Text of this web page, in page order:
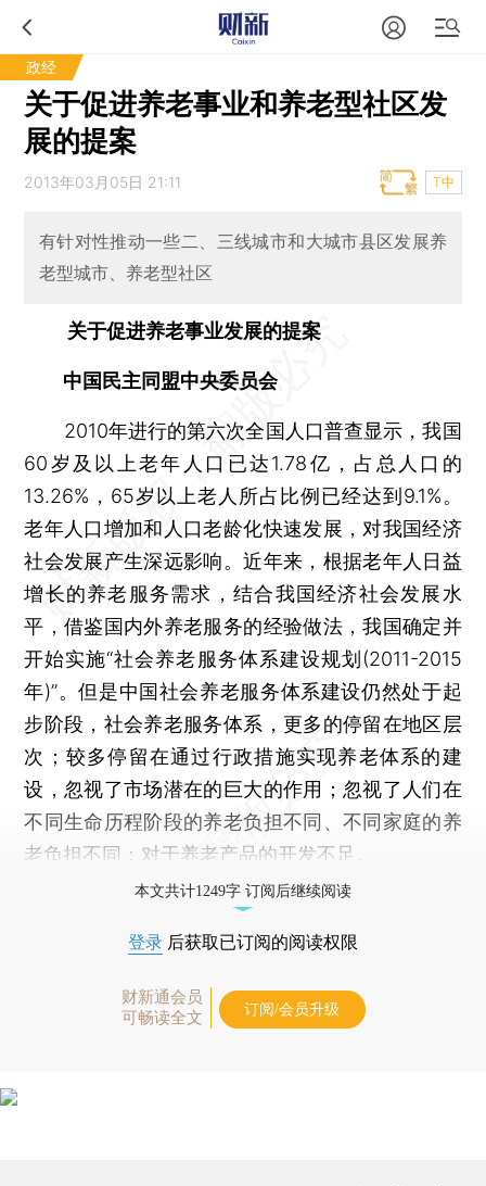
政经
关于促进养老事业和养老型社区发
展的提案
2013年03月05日 21:11 T中
有针对性推动一些二、三线城市和大城市县区发展养
老型城市、养老型社区
关于促进养老事业发展的提案
中国民主同盟中央委员会
2010年进行的第六次全国人口普查显示，我国
60岁及以上老年人口已达1.78亿，占总人口的
13.26%，65岁以上老人所占比例已经达到9.1%。
老年人口增加和人口老龄化快速发展，对我国经济
社会发展产生深远影响。近年来，根据老年人日益
增长的养老服务需求，结合我国经济社会发展水
平，借鉴国内外养老服务的经验做法，我国确定并
开始实施“社会养老服务体系建设规划(2011-2015
年)”。但是中国社会养老服务体系建设仍然处于起
步阶段，社会养老服务体系，更多的停留在地区层
次；较多停留在通过行政措施实现养老体系的建
设，忽视了市场潜在的巨大的作用；忽视了人们在
不同生命历程阶段的养老负担不同、不同家庭的养
老负担不同；对于养老产品的开发不足。
本文共计1249字 订阅后继续阅读
登录 后获取已订阅的阅读权限
财新通会员
可畅读全文
订阅/会员升级